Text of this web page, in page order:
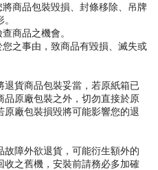
商品包裝毀損、封條移除、吊牌
商品之機會。
之事由，致商品有毀損、滅失或
貨商品包裝妥當，若原紙箱已
原廠包裝之外，切勿直接於原
廠包裝損毀將可能影響您的退
障外欲退貨，可能衍生額外的
之舊機，安裝前請務必多加確